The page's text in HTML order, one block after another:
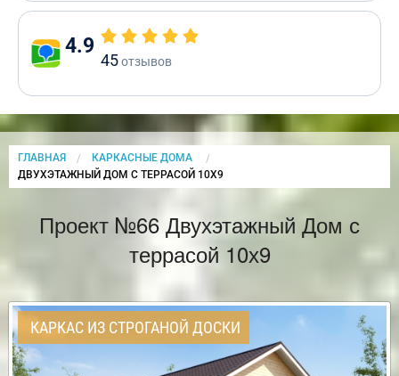
4.9
45отзывов
ГЛАВНАЯ
КАРКАСНЫЕ ДОМА
CURRENT:
ДВУХЭТАЖНЫЙ ДОМ С ТЕРРАСОЙ 10Х9
Проект №66 Двухэтажный Дом с
террасой 10х9
КАРКАС ИЗ СТРОГАНОЙ ДОСКИ